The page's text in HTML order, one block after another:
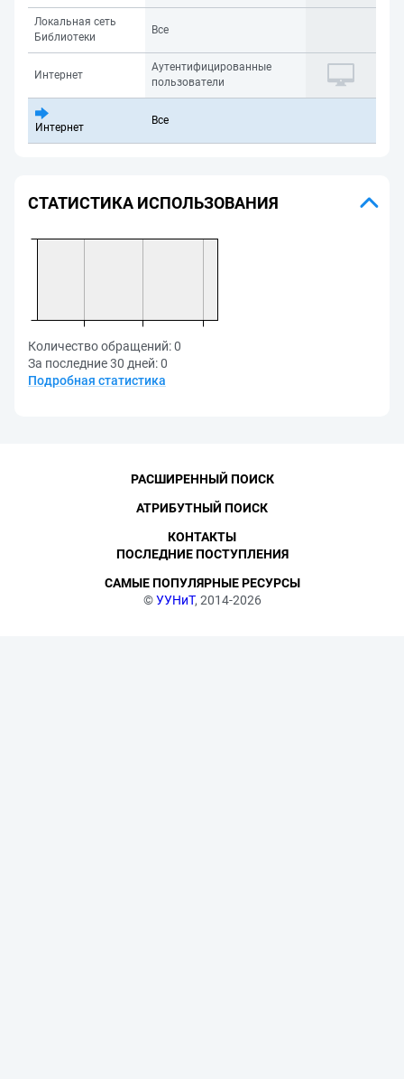
Локальная сеть
Библиотеки
Все
Интернет
Аутентифицированные
пользователи
Интернет
Все
СТАТИСТИКА ИСПОЛЬЗОВАНИЯ
Количество обращений:0
За последние 30 дней:0
Подробная статистика
©УУНиТ, 2014-2026
РАСШИРЕННЫЙ ПОИСК
АТРИБУТНЫЙ ПОИСК
КОНТАКТЫ
ПОСЛЕДНИЕ ПОСТУПЛЕНИЯ
САМЫЕ ПОПУЛЯРНЫЕ РЕСУРСЫ